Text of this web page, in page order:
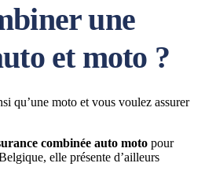
une
et moto ?
qu’une moto et vous voulez assurer
combinée auto moto pour
elle présente d’ailleurs